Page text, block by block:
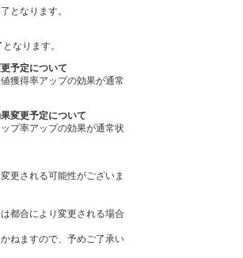
となります。
なります。
予定について
獲得率アップの効果が通常
変更予定について
プ率アップの効果が通常状
更される可能性がございま
都合により変更される場合
ねますので、予めご了承い